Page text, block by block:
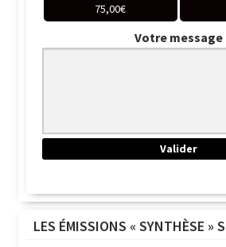
75,00€
Votre message
LES ÉMISSIONS « SYNTHÈSE »